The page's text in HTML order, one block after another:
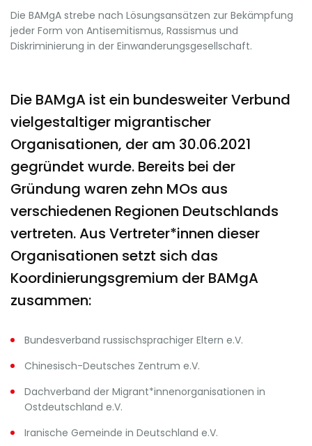
Die BAMgA strebe nach Lösungsansätzen zur Bekämpfung
jeder Form von Antisemitismus, Rassismus und
Diskriminierung in der Einwanderungsgesellschaft.
Die BAMgA ist ein bundesweiter Verbund
vielgestaltiger migrantischer
Organisationen, der am 30.06.2021
gegründet wurde. Bereits bei der
Gründung waren zehn MOs aus
verschiedenen Regionen Deutschlands
vertreten. Aus Vertreter*innen dieser
Organisationen setzt sich das
Koordinierungsgremium der BAMgA
zusammen:
Bundesverband russischsprachiger Eltern e.V.
Chinesisch-Deutsches Zentrum e.V.
Dachverband der Migrant*innenorganisationen in
Ostdeutschland e.V.
Iranische Gemeinde in Deutschland e.V.